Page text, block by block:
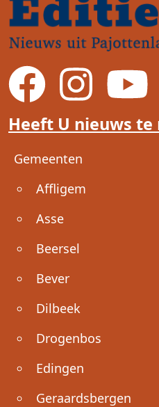
Heeft U nieuws te
Voet
Gemeenten
Affligem
Asse
Beersel
Bever
Dilbeek
Drogenbos
Edingen
Geraardsbergen